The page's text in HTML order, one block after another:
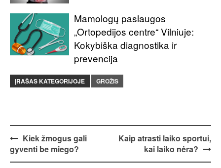
Mamologų paslaugos
„Ortopedijos centre“ Vilniuje:
Kokybiška diagnostika ir
prevencija
ĮRAŠAS KATEGORIJOJE GROŽIS
Post
navigation
Kiek žmogus gali
gyventi be miego?
Kaip atrasti laiko sportui,
kai laiko nėra?